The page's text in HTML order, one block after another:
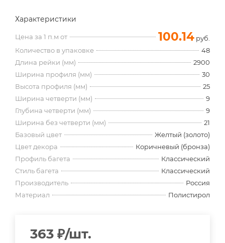
Характеристики
Цена за 1 п.м от 100.14 руб.
Количество в упаковке
48
Длина рейки (мм)
2900
Ширина профиля (мм)
30
Высота профиля (мм)
25
Ширина четверти (мм)
9
Глубина четверти (мм)
9
Ширина без четверти (мм)
21
Базовый цвет
Желтый (золото)
Цвет декора
Коричневый (бронза)
Профиль багета
Классический
Стиль багета
Классический
Производитель
Россия
Материал
Полистирол
363 ₽/шт.